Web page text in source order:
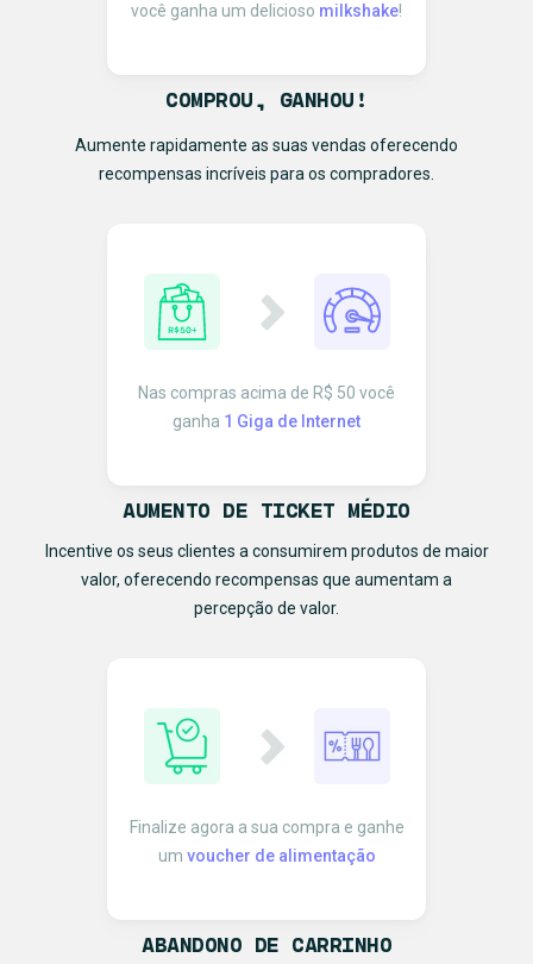
você ganha um delicioso milkshake!
COMPROU, GANHOU!
Aumente rapidamente as suas vendas oferecendo
recompensas incríveis para os compradores.
Nas compras acima de R$ 50 você
ganha 1 Giga de Internet
AUMENTO DE TICKET MÉDIO
Incentive os seus clientes a consumirem produtos de maior
valor, oferecendo recompensas que aumentam a
percepção de valor.
Finalize agora a sua compra e ganhe
um voucher de alimentação
ABANDONO DE CARRINHO